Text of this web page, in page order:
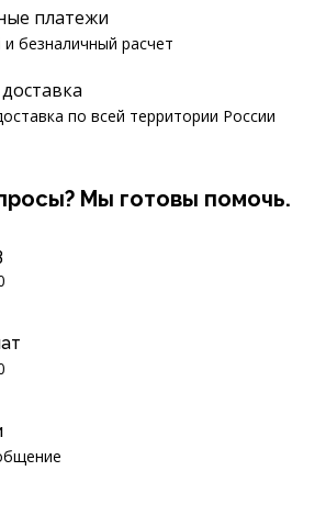
платежи
безналичный расчет
по всей территории России
Мы готовы помочь.